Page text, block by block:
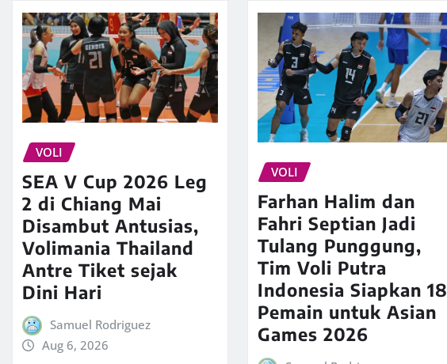
VOLI
SEA V Cup 2026 Leg
2 di Chiang Mai
Disambut Antusias,
Volimania Thailand
Antre Tiket sejak
Dini Hari
Samuel Rodriguez
Aug 6, 2026
VOLI
Farhan Halim dan
Fahri Septian Jadi
Tulang Punggung,
Tim Voli Putra
Indonesia Siapkan 18
Pemain untuk Asian
Games 2026